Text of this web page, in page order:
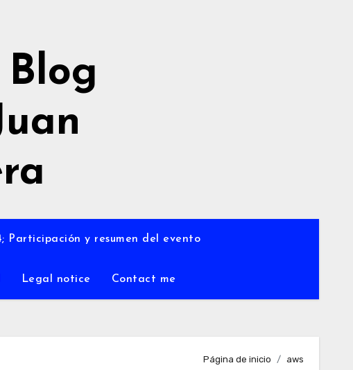
Blog
Participación y resumen del evento
Legal notice Contact me
Página de inicio aws